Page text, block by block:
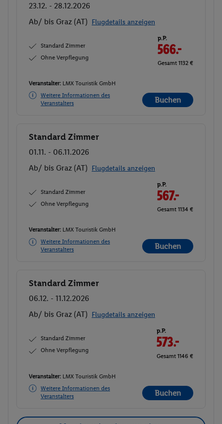
23.12. - 28.12.2026
Ab/ bis Graz (AT) Flugdetails anzeigen
Standard Zimmer
Ohne Verpflegung
p.P.
566.-
Gesamt 1132 €
Veranstalter: LMX Touristik GmbH
Weitere Informationen des
Veranstalters
Buchen
Buchen
Standard Zimmer
01.11. - 06.11.2026
Ab/ bis Graz (AT) Flugdetails anzeigen
Standard Zimmer
Ohne Verpflegung
p.P.
567.-
Gesamt 1134 €
Veranstalter: LMX Touristik GmbH
Weitere Informationen des
Veranstalters
Buchen
Buchen
Standard Zimmer
06.12. - 11.12.2026
Ab/ bis Graz (AT) Flugdetails anzeigen
Standard Zimmer
Ohne Verpflegung
p.P.
573.-
Gesamt 1146 €
Veranstalter: LMX Touristik GmbH
Weitere Informationen des
Veranstalters
Buchen